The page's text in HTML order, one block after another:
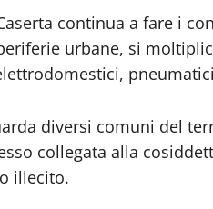
continua a fare i
urbane, si
diversi comuni del
collegata alla
illecito.